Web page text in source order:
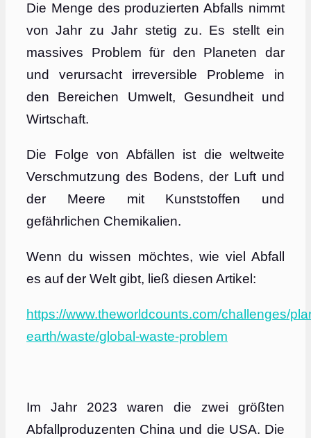
Die Menge des produzierten Abfalls nimmt
von Jahr zu Jahr stetig zu. Es stellt ein
massives Problem für den Planeten dar
und verursacht irreversible Probleme in
den Bereichen Umwelt, Gesundheit und
Wirtschaft.
Die Folge von Abfällen ist die weltweite
Verschmutzung des Bodens, der Luft und
der Meere mit Kunststoffen und
gefährlichen Chemikalien.
Wenn du wissen möchtes, wie viel Abfall
es auf der Welt gibt, ließ diesen Artikel:
https://www.theworldcounts.com/challenges/
earth/waste/global-waste-problem
Im Jahr 2023 waren die zwei größten
Abfallproduzenten China und die USA. Die